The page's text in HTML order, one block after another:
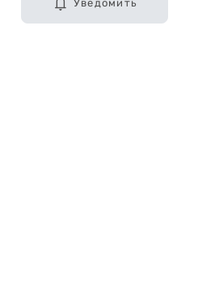
Уведомить